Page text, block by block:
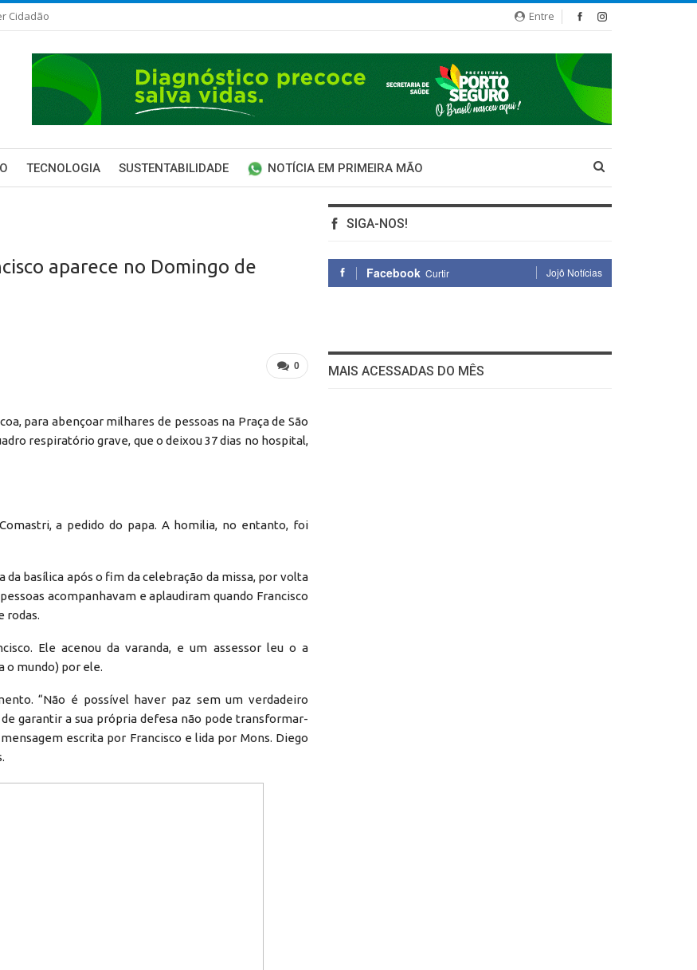
Entre
Cidadão
TECNOLOGIA SUSTENTABILIDADE NOTÍCIA EM PRIMEIRA MÃO
aparece no Domingo de
0
para abençoar milhares de pessoas na Praça de São
respiratório grave, que o deixou 37 dias no hospital,
a pedido do papa. A homilia, no entanto, foi
da basílica após o fim da celebração da missa, por volta
acompanhavam e aplaudiram quando Francisco
rodas.
Ele acenou da varanda, e um assessor leu o a
o mundo) por ele.
“Não é possível haver paz sem um verdadeiro
garantir a sua própria defesa não pode transformar-
escrita por Francisco e lida por Mons. Diego
SIGA-NOS!
Facebook Curtir Jojô Notícias
MAIS ACESSADAS DO MÊS